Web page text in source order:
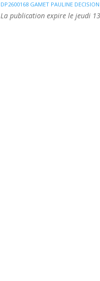
DP2600168 GAMET PAULINE DECISION
La publication expire le jeudi